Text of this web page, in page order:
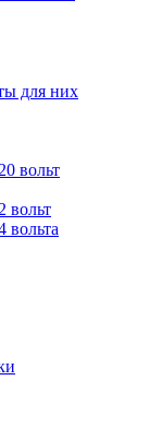
для них
вольт
вольт
вольта